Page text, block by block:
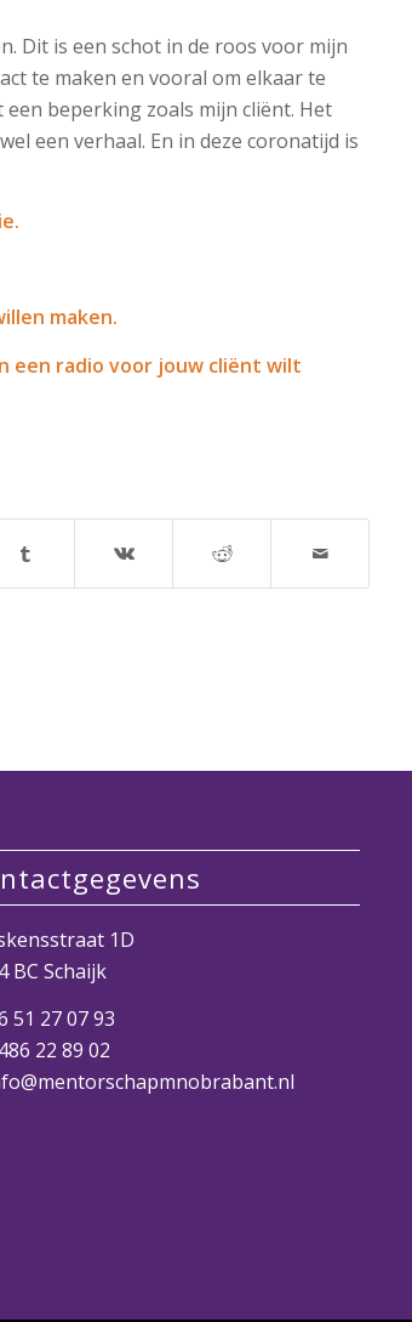
Dit is een schot in de roos voor mijn
te maken en vooral om elkaar te
beperking zoals mijn cliënt. Het
een verhaal. En in deze coronatijd is
maken.
een radio voor jouw cliënt wilt
1D
BC Schaijk
51 27 07 93
22 89 02